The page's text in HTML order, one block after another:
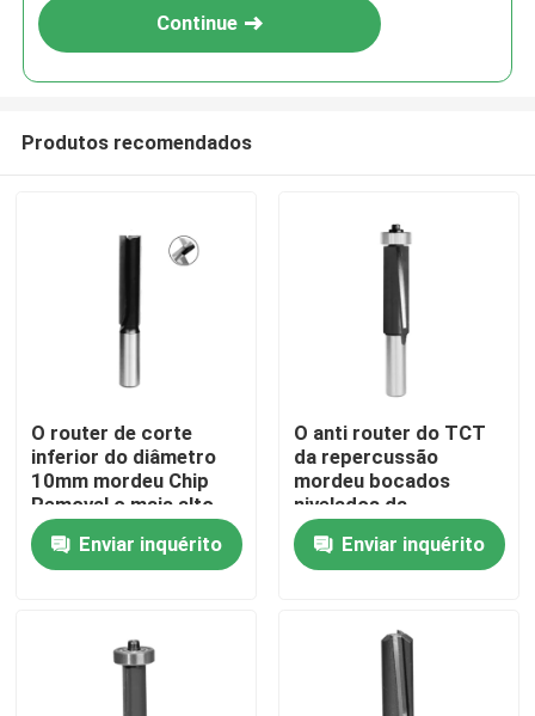
Casa
Produtos
Excursão da fábrica
Continue
Produtos recomendados
O router de corte
inferior do diâmetro
10mm mordeu Chip
Removal o mais alto
Enviar inquérito
O anti router do TCT
da repercussão
mordeu bocados
nivelados da
guarnição com
tesoura da pena
Enviar inquérito